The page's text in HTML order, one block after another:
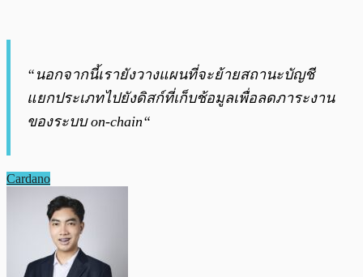
“นอกจากนี้เรายังวางแผนที่จะย้ายสถานะบัญชี
แยกประเภทไปยังดิสก์ที่เก็บช้อมูลเพื่อลดภาระงาน
ของระบบ on-chain“
Cardano